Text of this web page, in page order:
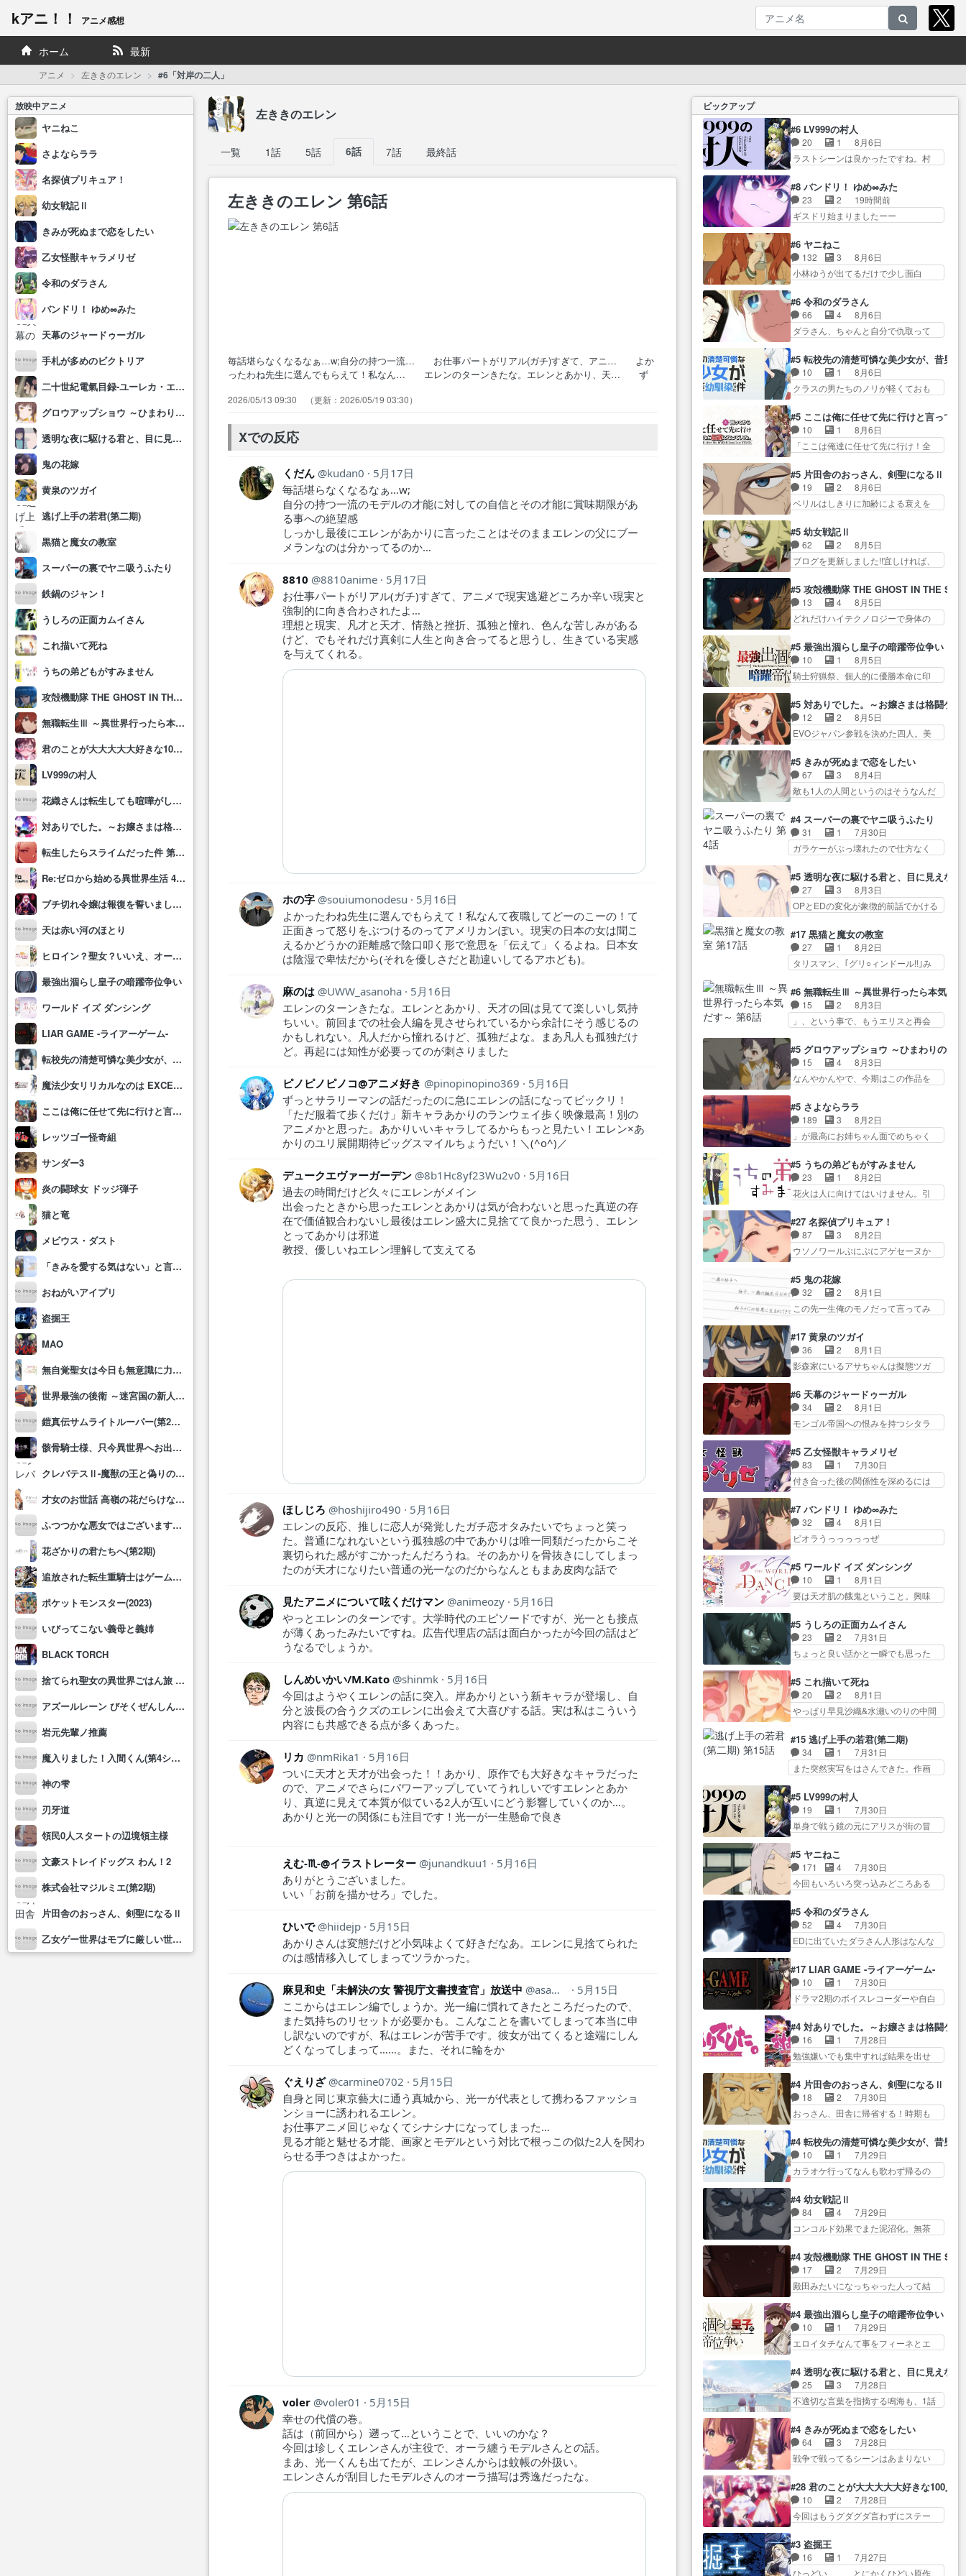
kアニ！！ アニメ感想
ホーム 最新
アニメ 左ききのエレン #6「対岸の二人」
放映中アニメ
ヤニねこ
さよならララ
名探偵プリキュア！
幼女戦記Ⅱ
きみが死ぬまで恋をしたい
乙女怪獣キャラメリゼ
令和のダラさん
バンドリ！ ゆめ∞みた
天幕のジャードゥーガル
手札が多めのビクトリア
二十世紀電氣目録-ユーレカ・エヴリカ-
グロウアップショウ ～ひまわりのサーカス団～
透明な夜に駆ける君と、目に見えない恋をした。
鬼の花嫁
黄泉のツガイ
逃げ上手の若君(第二期)
黒猫と魔女の教室
スーパーの裏でヤニ吸うふたり
鉄鍋のジャン！
うしろの正面カムイさん
これ描いて死ね
うちの弟どもがすみません
攻殻機動隊 THE GHOST IN THE SHELL
無職転生Ⅲ ～異世界行ったら本気だす～
君のことが大大大大大好きな100人の彼女(第3期)
LV999の村人
花織さんは転生しても喧嘩がしたい
対ありでした。～お嬢さまは格闘ゲームなんてしない～
転生したらスライムだった件 第4期
Re:ゼロから始める異世界生活 4th season
ブチ切れ令嬢は報復を誓いました。 ～魔導書の力で祖国を叩き潰します～
天は赤い河のほとり
ヒロイン？聖女？いいえ、オールワークスメイドです(誇)！
最強出涸らし皇子の暗躍帝位争い
ワールド イズ ダンシング
LIAR GAME -ライアーゲーム-
転校先の清楚可憐な美少女が、昔男子と思って一緒に遊んだ幼馴染だった件
魔法少女リリカルなのは EXCEEDS Gun Blaze Vengeance
ここは俺に任せて先に行けと言ってから10年がたったら伝説になっていた。
レッツゴー怪奇組
サンダー3
炎の闘球女 ドッジ弾子
猫と竜
メビウス・ダスト
「きみを愛する気はない」と言った次期公爵様がなぜか溺愛してきます
おねがいアイプリ
盗掘王
MAO
無自覚聖女は今日も無意識に力を垂れ流す
世界最強の後衛 ～迷宮国の新人探索者～
鎧真伝サムライトルーパー(第2クール)
骸骨騎士様、只今異世界へお出掛け中Ⅱ
クレバテスⅡ-魔獣の王と偽りの勇者伝承-
才女のお世話 高嶺の花だらけな名門校で、学院一のお嬢様(生活能力皆無)を陰ながらお世話することになりました
ふつつかな悪女ではございますが～雛宮蝶鼠とりかえ伝～
花ざかりの君たちへ(第2期)
追放された転生重騎士はゲーム知識で無双する
ポケットモンスター(2023)
いびってこない義母と義姉
BLACK TORCH
捨てられ聖女の異世界ごはん旅 隠れスキルでキャンピングカーを召喚しました
アズールレーン びそくぜんしんっ！にっ!!
岩元先輩ノ推薦
魔入りました！入間くん(第4シリーズ)
神の雫
刃牙道
領民0人スタートの辺境領主様
文豪ストレイドッグス わん！2
株式会社マジルミエ(第2期)
片田舎のおっさん、剣聖になるⅡ
乙女ゲー世界はモブに厳しい世界です2
左ききのエレン
一覧 1話 5話 6話 7話 最終話
左ききのエレン 第6話
毎話堪らなくなるなぁ…w;自分の持つ一流… お仕事パートがリアル(ガチ)すぎて、アニ… よか
ったわね先生に選んでもらえて！私なん… エレンのターンきたな。エレンとあかり、天… ず
エレンの反応、推しに恋人が発覚したガチ恋… やっとエレンのターンです。大学時代のエ
り、原…
2026/05/13 09:30 2026/05/19 03:30
Xでの反応
くだん kudan0
5月17日
毎話堪らなくなるなぁ…w;
自分の持つ一流のモデルの才能に対しての自信とその才能に賞味期限があ
る事への絶望感
しっかし最後にエレンがあかりに言ったことはそのままエレンの父にブー
メランなのは分かってるのか…
8810 8810anime
5月17日
お仕事パートがリアル(ガチ)すぎて、アニメで現実逃避どころか辛い現実と
強制的に向き合わされたよ…
理想と現実、凡才と天才、情熱と挫折、孤独と憧れ、色んな苦しみがある
けど、でもそれだけ真剣に人生と向き合ってると思うし、生きている実感
を与えてくれる。
ホの字 souiumonodesu
5月16日
よかったわね先生に選んでもらえて！私なんて夜職してどーのこーの！て
正面きって怒りをぶつけるのってアメリカンぽい。現実の日本の女は聞こ
えるかどうかの距離感で陰口叩く形で意思を「伝えて」くるよね。日本女
は陰湿で卑怯だから(それを優しさだと勘違いしてるアホども)。
麻のは UWW_asanoha
5月16日
エレンのターンきたな。エレンとあかり、天才の回は見てて楽しいし気持
ちいい。前回までの社会人編を見させられているから余計にそう感じるの
かもしれない。凡人だから憧れるけど、孤独だよな。まあ凡人も孤独だけ
ど。再起には知性が必要ってのが刺さりました
ピノピノピノコ@アニメ好き pinopinopino369
5月16日
ずっとサラリーマンの話だったのに急にエレンの話になってビックリ！
「ただ服着て歩くだけ」新キャラあかりのランウェイ歩く映像最高！別の
アニメかと思った。あかりいいキャラしてるからもっと見たい！エレン×あ
かりのユリ展開期待ビッグスマイルちょうだい！＼(^o^)／
デュークエヴァーガーデン 8b1Hc8yf23Wu2v0
5月16日
過去の時間だけど久々にエレンがメイン
出会ったときから思ったエレンとあかりは気が合わないと思った真逆の存
在で価値観合わないし最後はエレン盛大に見捨てて良かった思う、エレン
とってあかりは邪道
教授、優しいねエレン理解して支えてる
ほしじろ hoshijiro490
5月16日
エレンの反応、推しに恋人が発覚したガチ恋オタみたいでちょっと笑っ
た。普通になれないという孤独感の中であかりは唯一同類だったからこそ
裏切られた感がすごかったんだろうね。そのあかりを骨抜きにしてしまっ
たのが天才になりたい普通の光一なのだからなんともまあ皮肉な話で
見たアニメについて呟くだけマン animeozy
5月16日
やっとエレンのターンです。大学時代のエピソードですが、光一とも接点
が薄くあったみたいですね。広告代理店の話は面白かったが今回の話はど
うなるでしょうか。
しんめいかい/M.Kato shinmk
5月16日
今回はようやくエレンの話に突入。岸あかりという新キャラが登場し、自
分と波長の合うクズのエレンに出会えて大喜びする話。実は私はこういう
内容にも共感できる点が多くあった。
リカ nmRika1
5月16日
ついに天才と天才が出会った！！あかり、原作でも大好きなキャラだった
ので、アニメでさらにパワーアップしていてうれしいですエレンとあか
り、真逆に見えて本質が似ている2人が互いにどう影響していくのか…。
あかりと光一の関係にも注目です！光一が一生懸命で良き
えむ-♏︎-@イラストレーター junandkuu1
5月16日
ありがとうございました。
いい「お前を描かせろ」でした。
ひいで hiidejp
5月15日
あかりさんは変態だけど小気味よくて好きだなあ。エレンに見捨てられた
のは感情移入してしまってツラかった。
麻見和史「未解決の女 警視庁文書捜査官」放送中 asamikazushi
5月15日
ここからはエレン編でしょうか。光一編に慣れてきたところだったので、
また気持ちのリセットが必要かも。こんなことを書いてしまって本当に申
し訳ないのですが、私はエレンが苦手です。彼女が出てくると途端にしん
どくなってしまって……。また、それに輪をか
ぐえりざ carmine0702
5月15日
自身と同じ東京藝大に通う真城から、光一が代表として携わるファッショ
ンショーに誘われるエレン。
お仕事アニメ回じゃなくてシナシナになってしまった…
見る才能と魅せる才能、画家とモデルという対比で根っこの似た2人を関わ
らせる手つきはよかった。
voler voler01
5月15日
幸せの代償の巻。
話は（前回から）遡って…ということで、いいのかな？
今回は珍しくエレンさんが主役で、オーラ纏うモデルさんとの話。
まあ、光一くんも出てたが、エレンさんからは蚊帳の外扱い。
エレンさんが刮目したモデルさんのオーラ描写は秀逸だったな。
ピックアップ
#6 LV999の村人
20 1
8月6日
ラストシーンは良かったですね。村
鬼モードフィンガーシリ… アリ
スと10年後に結婚の約束をした鏡ず
っ… カジノスタッフ募集するも
集まらない更に追… 王命でクル
ビ… 最強の村人・鏡との出会い
で少しは変わった… やはり何か
悲しい過去がありそうな。鏡の
深そうやね姫を舐… 新キャラが
登場早々変態扱いされてる件。
タ… まだまだお元気そうなお声
で……不意打ち過…
#8 バンドリ！ ゆめ∞みた
23 2
19時間前
ギスドリ始まりましたーー
めっちゃ情緒不安定になってて
怖… 超回復を見守っていかない
と、ですね！！み… 開幕聞き取
りスタッフに定治いなかった？
節介だったりする… ビオラの立
ち回り害悪すぎるお近づきの印
が… ・律っちゃん明るくなった
た一難、律がビオラの呪縛か
ら… 「私はあなたが嫌いなんで
す」「バンドやめ… 何が起きて
いるのか！？次週、みゅーたいぷ…
#6 ヤニねこ
132 3
8月6日
小林ゆうが出てるだけで少し面白
◯◯◯される強制百合を期待
し… ヒグマドンってなんな
ん！？人見知りっぽい… なんな
ら下ネタ0じゃなかったかこんな回
イルドな回だった… 今回はだい
ぶある程度抑えてる？w感じな
気… アルねこ、そうはならんや
生きていたゴキブリ死んでる
GP… アルねこ危険ですよね。健
康的な面で··江… 酔い潰れ行き着
いた江ノ島で、朝日を眺めな…
#6 令和のダラさん
66 4
8月6日
ダラさん、ちゃんと自分で仇取って
じゃないのよケロロじゃ… ロボ
ットに憧れてビーム撃ちたいと…そ
うい… 余りにも凄惨なダラさん
の過去ダラさんの６… 過去編は
い… ガンガガン♪薫がなんかしっ
かり歌ってロマ… 姉巫女の誤
算、クソみたいな嫉妬の末路よ。
ン言うてないで… このアニメは
どこに行くのだろう、面白す
ぎ… 姉のした事はただ単に一族
を絶滅させただけ…
#5 転校先の清楚可憐な美少女が、昔男
10 1
8月6日
クラスの男たちのノリが軽くておも
いを拗らせているタイプ… みな
もちゃんが透けブラしててびっくり
して… レベルのキャラが登場。
相変わらず顔や体の… 隼人が春
じ… 第５話をU-NEXTで視聴しま
した。視聴… ラブコメで天然ジ
ゴロというかナチュラルヒ… み
不安に… 無理なダイエットは禁
物だけど、なかなか結… 「これ
からもお手入れ、がんばりゅ」あり
が…
#5 ここは俺に任せて先に行けと言って
10 1
8月6日
「ここは俺達に任せて先に行け！全
ロックが今、2人にあと… 木下鈴
奈（@0suzuna0）が【マリー…
村ごと乗っ取られてたら流石に気付
かないか… 《漫画版少し読んだ
クは敵に容赦無くブスっといくから
気持… 勇者パーティー再結成し
て先にいけで激アツ… 爆縮、幻
な… ねぇ猫耳ガール、敵の根城
に乗り込む事を同… 世もや替え
が利くと復活Pとは？！もう来週…
#5 片田舎のおっさん、剣聖になるⅡ
19 2
8月6日
ベリルはしきりに加齢による衰えを
ていた限界を超えて命の… いい
んじゃないですか。魔物の群を発見
した… アマプラにて視聴終わ
り！サーベルボア討伐… を言い
り… 先生としてのベリルが好き
だけど、今回みた… 4人だけでサ
ーベルボアを狩りに行く。野
が暴れてると聞い… ちょっと年
齢の事を言いすぎとゆーか言い
訳… ベリルの母もやはり只者じ
ゃなかったかベリ…
#5 幼女戦記Ⅱ
62 2
8月5日
ブログを更新しました!!宜しければ、
選んだゼートゥーア… ゼートゥ
ーアの唯一の手駒が強すぎる笑あ
お… 私にとって完全にご褒美回
ゼー様の葉巻シー… やはりター
が… “貧乏籤百連無料ガチャ”100
連でも1回… 2期入ってから地味
だよね。ただでさえ幼女… 「餌
葉に… ゼートゥーア左遷によっ
て参謀本部の連携が… 緊張感あ
る戦闘描写とギャグ今週の『有能
な…
#5 攻殻機動隊 THE GHOST IN THE
13 4
8月5日
どれだけハイテクノロジーで身体の
なるかと思った回想シー… フチ
コマだいぶ理性持ち始めた。この世
界の… 原作読んだのもう何年も
前なのに、覚えてる… コイルの
導… やまとん1号はどこの部分で
使うのだろう？… 日本とロシア
が絡む政治の話かつ色々な用
しまし… 前回同様『イノセン
ス』を含む押井・神山版… 第５
話「EPISODEラストの母親の気持…
#5 最強出涸らし皇子の暗躍帝位争い
10 1
8月5日
騎士狩猟祭、個人的に優勝本命に印
のが面倒な時は古代魔法… エル
ナがチートすぎる笑アルは最初から
自分… プラネット・ウィズ展開
アツいな「騎士狩猟… 麦茶どこ
ぐ… 第５話をABEMAで視聴しま
した。視聴に… 復讐に燃える吸
血鬼兄弟の弟ですいいキャラ…
皇帝… ウサギ好きそうな王女殿
下がかわいい。幼馴… ついに始
まった狩猟祭。エルナの活躍で上
位…
#5 対ありでした。～お嬢さまは格闘ゲ
12 2
8月5日
EVOジャパン参戦を決めた四人。美
いと思ってた(無くて… 見た目は
気品溢れてるのに中身は…美緒マ
マ… テーマ：格ゲー大会に行く
には？感想は、美… 大会を前に
本… 東京で開催される格ゲー大
会に参加すること… Japanに向け
て外泊届にサインをもらっ… 長
よ… 旅の支度全部やってくれる
先輩、なんだかん… 第５話をｄ
アニメストアで視聴しました。視…
#5 きみが死ぬまで恋をしたい
67 3
8月4日
敵も1人の人間というのはそうなんだ
どういう意味だろうな… ミミを
人間に戻して欲しいでも自分達が代
わ… ご視聴ありがとうございま
した見るたびに切… 誰かと思っ
方… 第５話感想：コ□した相手に
も家族や…､戦… つらい回だ……
つらすぎる……。エスタ先輩…
の関係… 確かに相手にも家族や
大切な人はいるけど、… 白シャ
ツが作業着みたいなもんなんですか
ね…
#4 スーパーの裏でヤニ吸うふたり
31 1
7月30日
ガラケーがぶっ壊れたので仕方なく
年くらいに思ってたけど… やは
り出オチ感が否めず、エピソードの
打率… 田山さんが佐々木さんに
沼っていく…こんな… 佐々木さ
じ… 佐々木がガラケーからスマ
ホに変えるって、… もうドラマ
版孤独のグルメファンコンテン
佐々木さんの優しさ… 先行で見
た時より2人のやり取りに癒しを
感… ABEMA版の7〜8話佐々木が
実年齢以上…
#5 透明な夜に駆ける君と、目に見えない
27 3
8月3日
OPとEDの変化が象徴的前話でかける
った世界。どんな女… そうか、
こんな風に見えてるのかぁ。かけ
る… 完全な両片思いになりまし
たねぇ…OPとE… 余計な物は描
ん… 光も感じない完全な盲目な
んやね…おめかし… 母役に能登
さんって禁じ手使ってきたー！
て良かった本当… 股に海豚を挟
み水上バスでの会話を反芻…
恋… OPEDとも無人バージョンか
ら主人公２人…
#17 黒猫と魔女の教室
27 1
8月2日
タリスマン、｢グリ○ィンドール!!｣み
で力を合わせて倒… アリアはホ
ントスピカが大好きだよね。ツ
ン… 一等級ポテンシャルのアリ
アちゃん可愛くて… そういや、
… とうとうアリアと直接競う場
がきたこれまで… 毎度ながらの
スピカの顔面芸推しのハナち
味ダダ漏れで好き… 期末試験が
始まろうとしておりスピカは対
策… 能力鑑定胸像タリスマン氏
容姿も評価してし…
#6 無職転生Ⅲ ～異世界行ったら本気だ
15 2
8月3日
」、という事で、もうエリスと再会
てルーデウスの成長が確… 人間
関係の清算が粛々と進められている
サラ… サラとの関係に対して完
全に「昔の女」とし… ルーシー
微… サラとは会ってほしいちゃ
んとした別れ方し… サラは未練0
だと言っていたけど人の気持
モヤする別れ方だ… 役で出演さ
せていただきました！よろしく
お… 毎クールメインヒロインを
好きになっちゃう…
#5 グロウアップショウ ～ひまわりのサ
15 4
8月3日
なんやかんやで、今期はこの作品を
減らない(^_^;サ… 葵ちゃん可愛
すぎるな楠木ともりちゃんの
ね… デフォルメされた表情が特
に多かったのが印… 葵＆茜の回
ひ… 互いが互いのことを想って
いるのにすれ違っ… 第５話をｄ
アニメストアで視聴しました。
練習したい〟と言… 本当この作
品は「キャラ」を活かすのがう
ま… みずかちゃんの介入で双子
の仲にヒビが………
#5 さよならララ
189 3
8月2日
」が最高にお姉ちゃん面でめちゃく
ラスの弁償は求められた… 逡巡
を振り切ってみんなに謝ったララの
思い… 仕事に馴染めない辺り観
ていて苦しいところ… ララちゃ
い… ララと茉里とで初のアルバ
イト。七転八倒し… 労働するプ
リンセスえらい。プリンセスの
べて、帰りにカメ… ララが働く
事でのてんやわんや。働いて大
変… 地道に働き人と関わる日々
の中に愛を見いだ…
#5 うちの弟どもがすみません
23 1
8月2日
花火は人に向けてはいけません。引
たことなかったっけ！1… ってお
名前を見たんだけどあの中村大樹さ
ん… 糸ちゃんカッケー、色んな
意味でwゲームが… 姉から性的興
わ… テーマ：引きこもりの理由
感想は、久しぶり… 元ゲーマー
なので、はちゃめちゃ楽しく作
おかしいね(*´… 糸と源ははよ好
きおうとると言わんかい！引…
ショウくんと対等に話すためにゲー
ムをする…
#27 名探偵プリキュア！
87 3
8月2日
ウソノワールぷにぷにアゲセーヌか
争奪戦をやったと。… 記憶を取
り戻し正式に探偵事務所で働き始
め… ポワロ、元ネタを解説して
原作に誘導するの… くれあさん
ょ… ・急にクイズ番組が始まっ
たw・妖精ウソノ… るるかの助手
だった？今回が初めての探偵
レアさん探偵すぎ… 突然のポア
ロクイズは草なんよ。んで、あ
ん… 今回からついにくれあが探
偵事務所の仲間に…
#5 鬼の花嫁
32 2
8月1日
この先一生俺のモノだって言ってみ
ゼント………とは思っ… 玲夜さ
ん柚子に18年分の誕生日プレゼン
ト… 柚子は鬼龍院家から初めて
学校に通う事にな… プレゼント
レ… 玲夜さまサプライズの、こ
れまでの柚子ちゃ… 玲夜から柚
子へ17年分の誕生日&を未来に…
な… 梅原の人が18歳になるまで
の誕生プレゼン… なよなよした
男（cv石田彰）梅ちゃんがた…
#17 黄泉のツガイ
36 2
8月1日
影森家にいるアサちゃんは擬態ツガ
や気持ちを汲んで熱くな… 屋敷
にアサはいなかった逆にガブちゃん
はい… 影森の当主が際限なくツ
ガイを増やせるのに… 今回はも
怒… ユルと戦った時から伏線が
張られていたのが… しかしアサ
は、兄様に会いたいbotだと思…
アキオの… 色々とひっかけがあ
って、最終的に嫌な終わ… ゴン
ゾウが従える大量のツガイに何事か
と思…
#6 天幕のジャードゥーガル
34 2
8月1日
モンゴル帝国への恨みを持つシタラ
るのだけどいつの間にか… オゴ
タイの妃になってもその心は晴れ
ず、モ… ドレゲネの過去、宝石
だった彼女が人になり… ドレゲ
タ… 年上旦那が良い人でも、女
は宝石でただ笑っ… ダイルの儀
式の神々しさたるや。一気に空
情の言葉しか…シ… 奥様に悲し
い過去…萌え袖が可愛いね、と
思… ドレゲネとシタラ、2人だけ
の同盟が結成さ…
#5 乙女怪獣キャラメリゼ
83 1
7月30日
付き合った後の関係性を深めるには
コングなのいい味付けだ… ずっ
とメスってて何この可愛い生物。ク
ラス… 付き合い始めたら始めた
でまた違った悩みが… と一歩ず
の… ツインテールが可愛いお茶
目な妹ちゃんです… しかも過去
も重いんかいかつては自分に自
からかしらお顔が… 黒絵「怪獣
に憧れるのはいいけど自分自身
が… 素の自分はどちらなのかは
まだ不明だが見せ…
#7 バンドリ！ ゆめ∞みた
32 4
8月1日
ビオラうっっっっっぜ
ちゃん、僕っ子になってから取り戻
し… ビオラが悪魔すぎて気分が
悪くなってきたこ… 声優まとめ
ました(７話まで)仲町あられ/… ビ
wwwこ… 自信あれば評価なんて
気にしないし、充実し… ・バー
チャルだけど、みゅーたいぷ初ライ
たら歌唱シーン… の、らいぶシ
ーン＿!!­­--­­--­… それだけでええや
ん！！しかし、ビオラが仕…
#5 ワールド イズ ダンシング
10 1
8月1日
要は天才肌の餓鬼ということ。興味
かった？鬼夜叉が田楽の… 猿楽
の鬼夜叉と田楽の増次郎。小さない
ざこ… 着眼点は良くとも、先鋭
的すぎるのか。芸能… 鬼夜叉は
条… 観世座を離れ、三条坊門御
所で日々を送る鬼… 「お前(鬼夜
叉)が凄いのではなく客が凄い…
猫の動き… 登場人物の我が強
い。新しい獅子舞に拘って… 第
５話をprimevideoで視聴しまし…
#5 うしろの正面カムイさん
23 2
7月31日
ちょっと良い話かと一瞬でも思った
めてなかった？白雪碧さ… 今日
も1日お疲れ様でした～───昨晩～
今… 幼女に拾われたお市ちゃん
の恩返し。化け猫… 役にて出演
ン… トイ・ストーリーみたいな
始まり。流石に除… 猫相手にな
んでそんなに…と思ったらそう
化け猫は油が好物… 今回はあか
やし1体のみで15分。金持ちの…
今更だけど霊が性行為で祓えること
は何とな…
#5 これ描いて死ね
20 2
8月1日
やっぱり早見沙織&水瀬いのりの中間
とになってたんだっけ… 登場人
物が増えてわいわいしたところが好
き… 初コミティアで２０冊刷り
は妥当だよね。俺… 藤森さんの
が⋯… 〜漫画に「想い」をこめ
よう｣娘に漫画であ… 何回この作
品に泣かされるのだろう。光が
っていいなあ。同… コミティア
参加のしおりを徹夜で作る先生
(… お母さん、娘にあんな漫画描
かれたら泣いち…
#15 逃げ上手の若君(第二期)
34 1
7月31日
また突然実写をはさんできた。作画
る事と分かると水を得た… 30歳
まで童貞だと魔法使いになれるとい
う… こっちの諏訪の三大将もま
たクセが強いw色… 頼重が完全に
が… 弧次郎「欲を我慢して強く
なれるなら大飯食… 変化球な演
出も交えながらの状況説明が本
した！最終的に… この高らかな
DT宣言、合田一人に通じるも…
この作品は近年稀に見るおっさんキ
ャラの充…
#5 LV999の村人
19 1
7月30日
単身で戦う鏡の元にアリスが街の冒
に飲み込まれた転生者と… みん
なががんばってくれたアリスの父ち
ゃん… 成長限界が999である村人
と定めた上位存… 大規模バトル
り… やっぱり勇者より強かった
か笑統率力LV9… 普通の人間の親
子やーん総務課長と娘の女子…
の… そのために役割を超越する
者の出現させるた… アリスのお
陰で他の勇者達も共闘してくれ魔…
#5 ヤニねこ
171 4
7月30日
今回もいろいろ突っ込みどころある
の話が尋常じゃない雰囲… 妹子
ちゃんの恋愛話をしたり、タバコを
生産… ここうっすら思ったこと
ズバリ言ってくれて… おかし
配… ヤクねこのクワガタ取りの
話見て切なくなっ… 普段は選別
された4～600レスを2,30… 隠し
正… なんか今日はかなり一瞬で
終わっちまったっ… 先週と比べ
てまだまともに見えた。4話は過…
#5 令和のダラさん
52 4
7月30日
EDに出ていたダラさん人形はなんな
生まれた日』をダラさ… 陰惨な
過去がきっちり現代に継承されてい
る… ダラさんと姉弟の母との出
会いの話やはりダ… ダラさんの
人… 第５話感想：２人の過剰な
貢ぎ物?の礼とし… 第５話感想：
姉のお誕生会にダラさんを招
替わってるのね… こんなデカイ
のどうやって運ぶんだよ！？
姉… ダラさん、人型形態にもな
れるんか!?w髪…
#17 LIAR GAME -ライアーゲーム-
10 1
7月30日
ドラマ2期のボイスレコーダーや自白
をつくのが抜群に上手… 昼の国
の奴らも馬鹿が多いが、夜の国も同
じ… ご視聴ありがとうございま
した来週もよろし… 握った◯治
レ… ヨコヤの頭の回転の速さと
人間の心理を利用… 夜の国のヨ
コヤ支配がますますひどく……。
裁支配を強化、… やはりヨコヤ
いいですね。昼の国が勝てる
流… 役で出演いたしました。次
回も緊張が止まり…
#4 対ありでした。～お嬢さまは格闘ゲ
16 1
7月28日
勉強嫌いでも集中すれば結果を出せ
しむ４人。だが、期末試… どん
なゲームも相手が強すぎるとやる気
無く… テーマ：テスト勉強と大
会感想は、美緒がテ… すげーー
優… 深夜の格ゲー対戦よりテス
トの方がよっぽど… 真剣に授業
を受けて、夜は珠樹の部屋で格
勉強会！美緒ちゃ… 受験勉強と
戦闘の2択なら戦闘を選ぶ娘w
美… 勉強嫌いでバトルを選ぶっ
て、ひぐらしの沙…
#4 片田舎のおっさん、剣聖になるⅡ
18 2
7月30日
おっさん、田舎に帰省する！時期も
副団長、年長者が強い順… 底知
れない爺さんには夢が詰まってると
思う… クルニ、ヘンブリッツ、
ミュイと一緒におっ… 帰省、お
確… 父親から手紙が来た。サー
ベルボアの退治の… ここでヘン
ブリッツくんが同行するのが変
に・ベリルはミュ… おっさんの
親となるとお爺ちゃんだよね孫
扱… ・ベリル、実家に帰ること
に・ベリルはミュ…
#4 転校先の清楚可憐な美少女が、昔男
10 1
7月29日
カラオケ行ってなんも歌わず帰るの
めっちゃ可愛いぞ！！！… どう
やらあの女優さんが春希のお母さん
のよ… 春希ちゃん姫ちゃんに野
菜の子も凄え可愛い… 隼人くん
全… 第４話をU-NEXTで視聴しま
した。視聴… スマホを買うた
め、都心で待ち合わせをした…
だかん… いきなりシリアス展開
ぶち込んでくるじゃん… 春希の
家庭事情は複雑。食事とか隼人が親
身…
#4 幼女戦記Ⅱ
84 4
7月29日
コンコルド効果でまた泥沼化。無茶
自らが行う煙草と葉巻は… ブロ
グを更新しました!!宜しければ、是
非… 計画通りにはいかないね笑
やり遂げた(ほぼ… 今回もターニ
し… 白髪の男性が語った家族を
失った喪無感が、… 連邦に対し
て有利な講話条件を引き出すた
ターニャの勝利軍… 犠牲を払っ
ても良いならお前たちが前線へ
行… 戦闘がアッサリし過ぎじゃ
ない？戦争がメイ…
#4 攻殻機動隊 THE GHOST IN THE
17 2
7月29日
殿田みたいになっちゃった人って結
と思ってたら、トグサが… あの
見た目もうただのロボでしかないん
だよ… 俺らの汗拭きそりゃいや
だろwwバトー＆ト… イノセンス
イ… アダム・リンクやジェイム
スン(教授)型サ… アンドロイドも
おっさんの汗を拭くのは嫌や…
ったエピ… コミカルなのにも慣
れてきました。１話でし… ロボ
ットの反乱は今となっては良くある
話し…
#4 最強出涸らし皇子の暗躍帝位争い
10 1
7月29日
エロイタチなんて事をフィーネとエ
た事を…フィーネは自分… モン
スターを呼ぶ笛？黒幕は狩猟祭とは
関係… 平凡な少女に見える眼鏡w
眼鏡属性は持ち合… 神アニメ、
の… フィーネがアルノルトに活
躍してもらいたが… 第４話を
ABEMAで視聴しました。視聴
２度目のデート出… マジできな
臭いぞ帝位争い。姉からの刺客
を… ふぃーねと町の様子を見に
行ったら町中で窃…
#4 透明な夜に駆ける君と、目に見えない
25 3
7月28日
不適切な言葉を指摘する鳴海も、1話
り微笑ましいw良い奴… どう接し
ていいのかわからず戸惑うかける
も… 盲目だと相手の表情も分か
らないからどう思… 今期のバッ
… 初デートで冬月を笑わせよう
とする姿も冬月… 特に大きな事
件やイベントが起きるでもな
うとする姿も冬月… 3話までは主
人公がどうでもいいことでず
っ… 花火購入に浅草へ…行き当
#4 きみが死ぬまで恋をしたい
64 3
7月28日
戦争で戦ってるシーンはあまりない
れなかったようなシーナ… ミミ
の存在で揺らぐ14クラス約束された
死… ミミの秘密をあっさり受け
入れたのは拍子抜… 蘇生魔法っ
手… 蘇生魔法ヤバイけどミミい
なかったら詰んで… アニメオタ
#28 君のことが大大大大大好きな100人
10 2
7月28日
今回はもうグダグダ言わずにステー
大好きな１００人の彼女… 100カ
ノ版ラブライブ！？こういうのは
人… 俺、みんなのレッスン動画
#3 盗掘王
16 1
7月27日
ひっどい、、、とにかくひどい原作